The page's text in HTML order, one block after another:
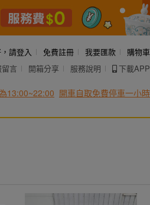
請登入 免費註冊 我要匯款
購物車
言 開箱分享 服務說明 下載APP
13:00~22:00 開車自取免費停車一小時